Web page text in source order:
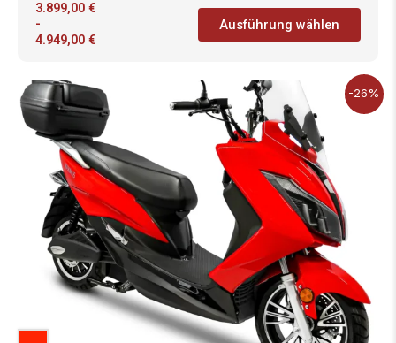
3.899,00 €
-
4.949,00 €
Ausführung wählen
-26%